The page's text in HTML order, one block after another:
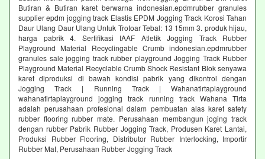
Butiran & Butiran karet berwarna indonesian.epdmrubber granules
supplier epdm jogging track Elastis EPDM Jogging Track Korosi Tahan
Daur Ulang Daur Ulang Untuk Trotoar Tebal: 13 15mm 3. produk hijau,
harga pabrik 4. Sertifikasi IAAF Atletik Jogging Track Rubber
Playground Material Recyclingable Crumb indonesian.epdmrubber
granules sale jogging track rubber playground Jogging Track Rubber
Playground Material Recyclable Crumb Shock Resistant Blok senyawa
karet diproduksi di bawah kondisi pabrik yang dikontrol dengan
Jogging Track | Running Track | Wahanatirtaplayground
wahanatirtaplayground jogging track running track Wahana Tirta
adalah perusahaan profesional dalam pembuatan alas karet safety
rubber flooring rubber mate. Perusahaan membangun joging track
dengan rubber Pabrik Rubber Jogging Track, Produsen Karet Lantai,
Produksi Rubber Flooring, Distributor Rubber Interlocking, Importir
Rubber Mat, Perusahaan Rubber Jogging Track